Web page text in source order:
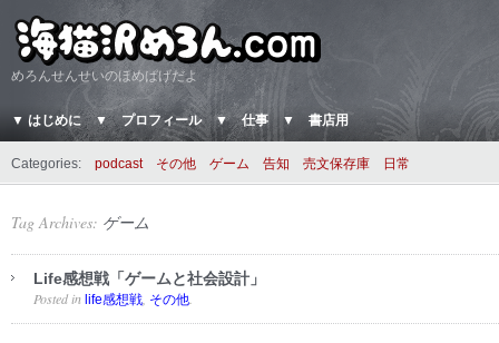
めろんせんせいのほめぱげだよ
▼ はじめに ▼ プロフィール ▼ 仕事 ▼ 書店用
Categories: podcast その他 ゲーム 告知 売文保存庫 日常
Tag Archives: ゲーム
Life感想戦「ゲームと社会設計」
Posted in life感想戦 その他